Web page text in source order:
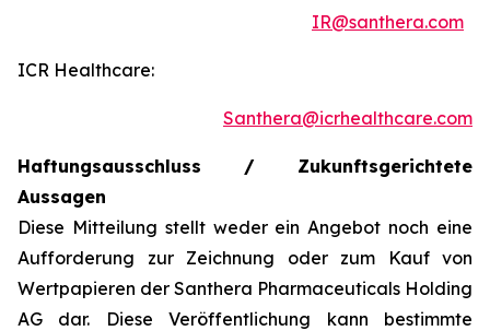
IR@santhera.com
ICR Healthcare:
Santhera@icrhealthcare.com
Haftungsausschluss / Zukunftsgerichtete
Aussagen
Diese Mitteilung stellt weder ein Angebot noch eine
Aufforderung zur Zeichnung oder zum Kauf von
Wertpapieren der Santhera Pharmaceuticals Holding
AG dar. Diese Veröffentlichung kann bestimmte